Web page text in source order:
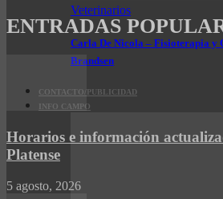
Veterinarios
Carla De Nicola – Fisioterapia y
Brandsen
CONTACTO/PUBLICIDAD
INFO CAMPO
ENTRADAS
Horarios e información
Platense
5 agosto, 2026